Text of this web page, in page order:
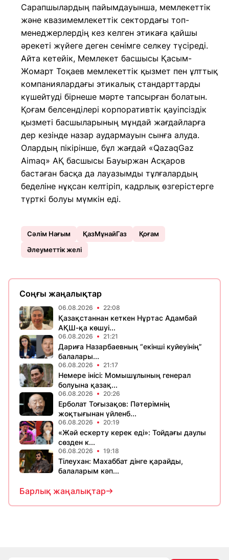
Сарапшылардың пайымдауынша, мемлекеттік
және квазимемлекеттік сектордағы топ-
менеджерлердің кез келген этикаға қайшы
әрекеті жүйеге деген сенімге селкеу түсіреді.
Айта кетейік, Мемлекет басшысы Қасым-
Жомарт Тоқаев мемлекеттік қызмет пен ұлттық
компаниялардағы этикалық стандарттарды
күшейтуді бірнеше мәрте тапсырған болатын.
Қоғам белсенділері корпоративтік қауіпсіздік
қызметі басшыларының мұндай жағдайларға
дер кезінде назар аудармауын сынға алуда.
Олардың пікірінше, бұл жағдай «QazaqGaz
Aimaq» АҚ басшысы Бауыржан Асқаров
бастаған басқа да лауазымды тұлғалардың
беделіне нұқсан келтіріп, кадрлық өзгерістерге
түрткі болуы мүмкін еді.
Сәлім Нағым ҚазМұнайГаз
Қоғам
Әлеуметтік желі
Соңғы жаңалықтар
06.08.2026 22:08
Қазақстаннан кеткен Нұртас Адамбай
АҚШ-қа көшуі...
06.08.2026 21:21
Дариға Назарбаевның “екінші куйеуінің”
балалары...
06.08.2026 21:17
Немере інісі: Момышұлының генерал
болуына қазақ...
06.08.2026 20:26
Ерболат Тоғызақов: Пәтерімнің
жоқтығынан үйленб...
06.08.2026 20:19
«Жәй ескерту керек еді»: Тойдағы даулы
сөзден к...
06.08.2026 19:18
Тілеухан: Махаббат дінге қарайды,
балаларым кәп...
Барлық жаңалықтар